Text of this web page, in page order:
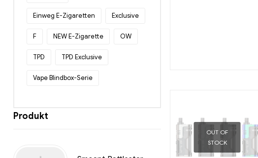
OUT OF
STOCK
Einweg E-Zigaretten Exclusive
F NEW E-Zigarette OW
TPD TPD Exclusive
Vape Blindbox-Serie
Produkt